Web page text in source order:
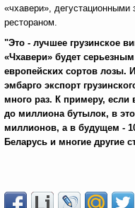
«чхавери»,
рестораном.
"Это - лучшее грузинское
«Чхавери» будет
европейских сортов лозы.
эмбарго экспорт
много раз. К примеру, если
до миллиона бутылок, в
миллионов, а в будущем -
Беларусь и многие другие